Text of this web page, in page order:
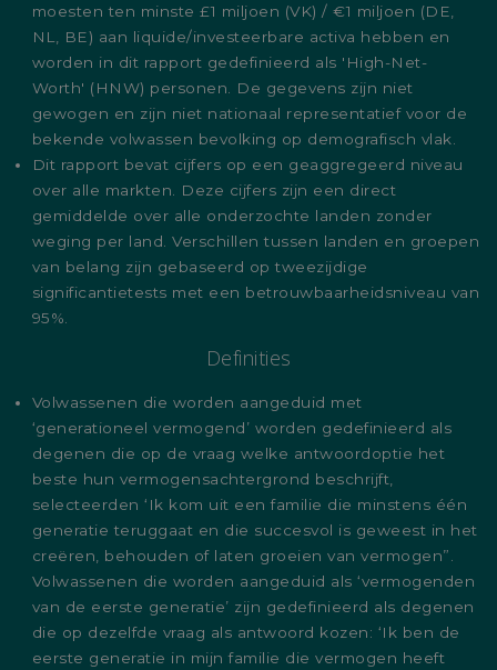
moesten ten minste £1 miljoen (VK) / €1 miljoen (DE,
NL, BE) aan liquide/investeerbare activa hebben en
worden in dit rapport gedefinieerd als 'High-Net-
Worth' (HNW) personen. De gegevens zijn niet
gewogen en zijn niet nationaal representatief voor de
bekende volwassen bevolking op demografisch vlak.
Dit rapport bevat cijfers op een geaggregeerd niveau
over alle markten. Deze cijfers zijn een direct
gemiddelde over alle onderzochte landen zonder
weging per land. Verschillen tussen landen en groepen
van belang zijn gebaseerd op tweezijdige
significantietests met een betrouwbaarheidsniveau van
95%.
Definities
Volwassenen die worden aangeduid met
‘generationeel vermogend’ worden gedefinieerd als
degenen die op de vraag welke antwoordoptie het
beste hun vermogensachtergrond beschrijft,
selecteerden ‘Ik kom uit een familie die minstens één
generatie teruggaat en die succesvol is geweest in het
creëren, behouden of laten groeien van vermogen”.
Volwassenen die worden aangeduid als ‘vermogenden
van de eerste generatie’ zijn gedefinieerd als degenen
die op dezelfde vraag als antwoord kozen: ‘Ik ben de
eerste generatie in mijn familie die vermogen heeft